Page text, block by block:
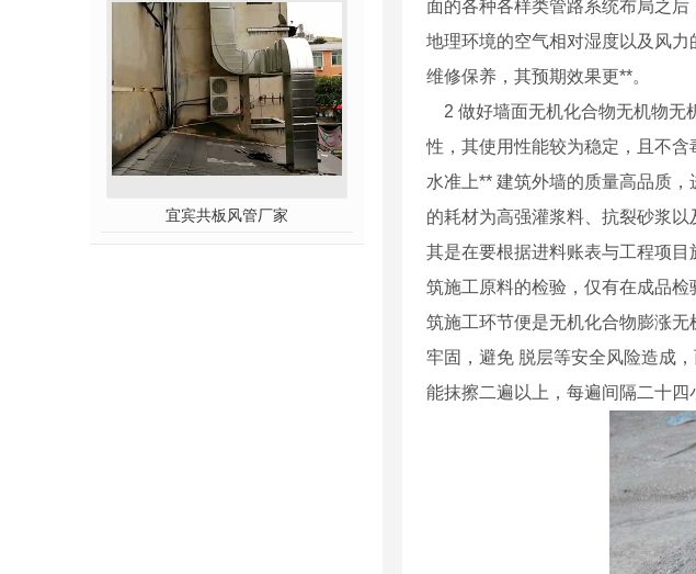
宜宾共板风管厂家
面的各种各样类管路系统布局之
地理环境的空气相对湿度以及风力
维修保养，其预期效果更**。
2 做好墙面无机化合物无机物无
性，其使用性能较为稳定，且不
水准上** 建筑外墙的质量高品质
的耗材为高强灌浆料、抗裂砂浆
其是在要根据进料账表与工程项
筑施工原料的检验，仅有在成品
筑施工环节便是无机化合物膨涨
牢固，避免 脱层等安全风险造成
能抹擦二遍以上，每遍间隔二十四